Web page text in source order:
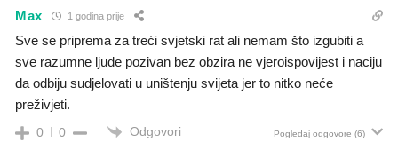
Max 1 godina prije
Sve se priprema za treći svjetski rat ali nemam što izgubiti a
sve razumne ljude pozivan bez obzira ne vjeroispovijest i naciju
da odbiju sudjelovati u uništenju svijeta jer to nitko neće
preživjeti.
0 0 Odgovori Pogledaj odgovore (6)